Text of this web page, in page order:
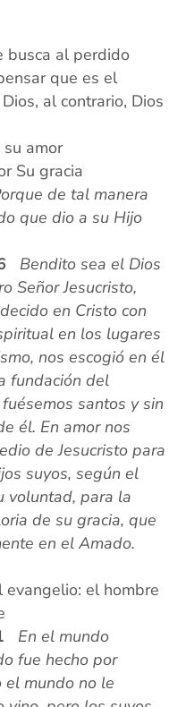
busca al perdido
que es el
al contrario, Dios
amor
Su gracia
de tal manera
que dio a su Hijo
Bendito sea el Dios
Señor Jesucristo,
en Cristo con
en los lugares
nos escogió en él
fundación del
santos y sin
él. En amor nos
de Jesucristo para
suyos, según el
voluntad, para la
de su gracia, que
en el Amado.
evangelio: el hombre
En el mundo
fue hecho por
el mundo no le